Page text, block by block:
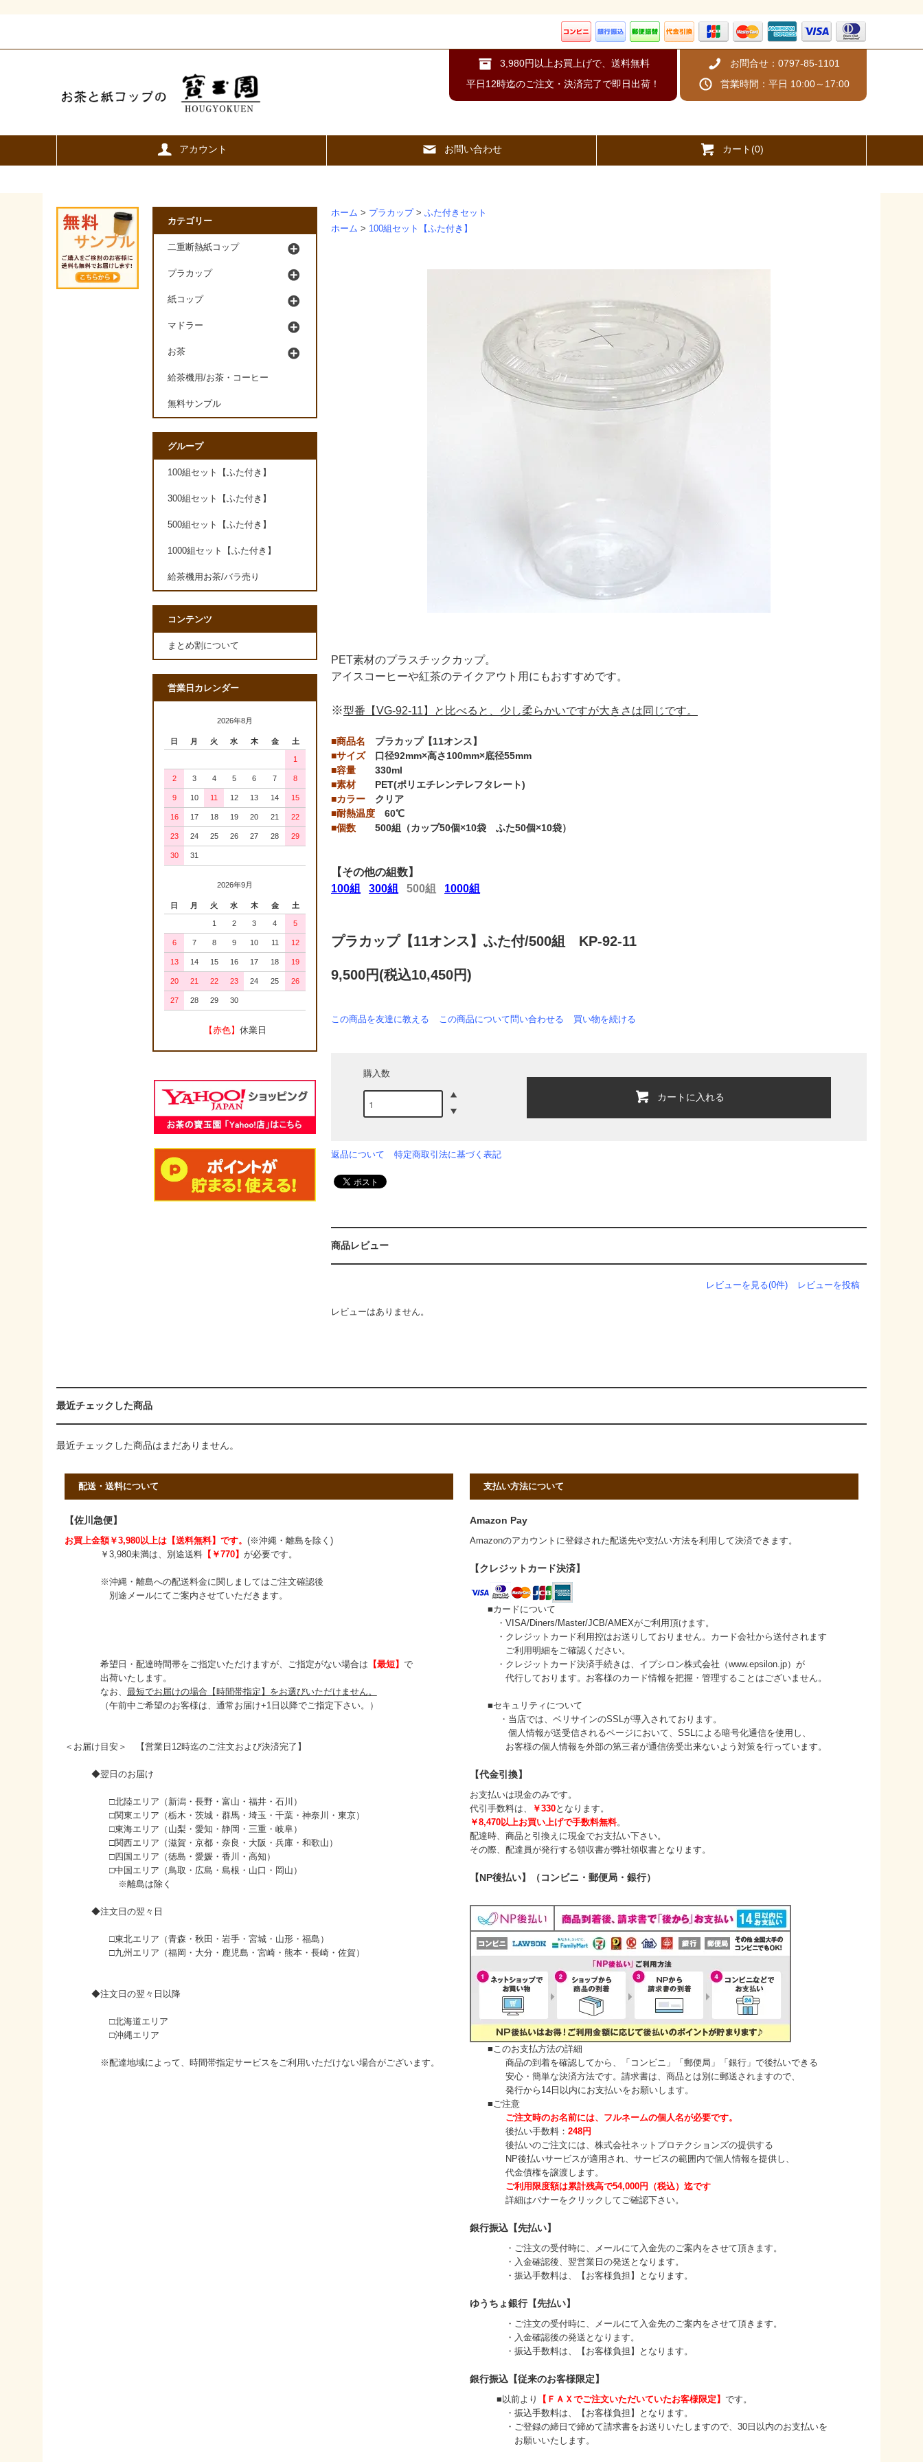
3,980円以上お買上げで、送料無料
平日12時迄のご注文・決済完了で即日出荷！
お問合せ：0797-85-1101
営業時間：平日 10:00～17:00
アカウント お問い合わせ カート(0)
ホーム > プラカップ > ふた付きセット
ホーム > 100組セット【ふた付き】
PET素材のプラスチックカップ。
アイスコーヒーや紅茶のテイクアウト用にもおすすめです。
※型番【VG-92-11】と比べると、少し柔らかいですが大きさは同じです。
■商品名 プラカップ【11オンス】
■サイズ口径92mm×高さ100mm×底径55mm
■容量 330ml
■素材PET(ポリエチレンテレフタレート)
■カラー クリア
■耐熱温度 60℃
■個数 500組（カップ50個×10袋 ふた50個×10袋）
【その他の組数】
100組
300組 500組 1000組
プラカップ【11オンス】ふた付/500組 KP-92-11
9,500円(税込10,450円)
この商品を友達に教える この商品について問い合わせる 買い物を続ける
購入数
カートに入れる
返品について 特定商取引法に基づく表記
商品レビュー
レビューを見る(0件) レビューを投稿
レビューはありません。
カテゴリー
二重断熱紙コップ
プラカップ
紙コップ
マドラー
お茶
給茶機用/お茶・コーヒー
無料サンプル
グループ
100組セット【ふた付き】
300組セット【ふた付き】
500組セット【ふた付き】
1000組セット【ふた付き】
給茶機用お茶/バラ売り
コンテンツ
まとめ割について
営業日カレンダー
2026年8月
日 月 火 水 木 金 土
1
2 3 4 5 6 7 8
9 10 11 12 13 14 15
16 17 18 19 20 21 22
23 24 25 26 27 28 29
30 31
2026年9月
日 月 火 水 木 金 土
1 2 3 4 5
6 7 8 9 10 11 12
13 14 15 16 17 18 19
20 21 22 23 24 25 26
27 28 29 30
【赤色】 休業日
最近チェックした商品
最近チェックした商品はまだありません。
配送・送料について
【佐川急便】
お買上金額￥3,980以上は【送料無料】です。 (※沖縄・離島を除く)
￥3,980未満は、別途送料【￥770】 が必要です。
※沖縄・離島への配送料金に関しましてはご注文確認後
別途メールにてご案内させていただきます。
希望日・配達時間帯をご指定いただけますが、ご指定がない場合は 【最短】 で
出荷いたします。
なお、 最短でお届けの場合【時間帯指定】をお選びいただけません。
（午前中ご希望のお客様は、通常お届け+1日以降でご指定下さい。）
＜お届け目安＞ 【営業日12時迄のご注文および決済完了】
◆翌日のお届け
□北陸エリア（新潟・長野・富山・福井・石川）
□関東エリア（栃木・茨城・群馬・埼玉・千葉・神奈川・東京）
□東海エリア（山梨・愛知・静岡・三重・岐阜）
□関西エリア（滋賀・京都・奈良・大阪・兵庫・和歌山）
□四国エリア（徳島・愛媛・香川・高知）
□中国エリア（鳥取・広島・島根・山口・岡山）
※離島は除く
◆注文日の翌々日
□東北エリア（青森・秋田・岩手・宮城・山形・福島）
□九州エリア（福岡・大分・鹿児島・宮崎・熊本・長崎・佐賀）
◆注文日の翌々日以降
□北海道エリア
□沖縄エリア
※配達地域によって、時間帯指定サービスをご利用いただけない場合がございます。
支払い方法について
Amazon Pay
Amazonのアカウントに登録された配送先や支払い方法を利用して決済できます。
【クレジットカード決済】
■カードについて
・VISA/Diners/Master/JCB/AMEXがご利用頂けます。
・クレジットカード利用控はお送りしておりません。カード会社から送付されます
ご利用明細をご確認ください。
・クレジットカード決済手続きは、イプシロン株式会社（www.epsilon.jp）が
代行しております。お客様のカード情報を把握・管理することはございません。
■セキュリティについて
・当店では、ベリサインのSSLが導入されております。
個人情報が送受信されるページにおいて、SSLによる暗号化通信を使用し、
お客様の個人情報を外部の第三者が通信傍受出来ないよう対策を行っています。
【代金引換】
お支払いは現金のみです。
代引手数料は、
￥330となります。
￥8,470以上お買い上げで手数料無料。
配達時、商品と引換えに現金でお支払い下さい。
その際、配達員が発行する領収書が弊社領収書となります。
【NP後払い】（コンビニ・郵便局・銀行）
■このお支払方法の詳細
商品の到着を確認してから、「コンビニ」「郵便局」「銀行」で後払いできる
安心・簡単な決済方法です。請求書は、商品とは別に郵送されますので、
発行から14日以内にお支払いをお願いします。
■ご注意
ご注文時のお名前には、フルネームの個人名が必要です。
後払い手数料： 248円
後払いのご注文には、 株式会社ネットプロテクションズの提供する
NP後払いサービスが適用され、サービスの範囲内で個人情報を提供し、
代金債権を譲渡します。
ご利用限度額は累計残高で54,000円（税込）迄です
詳細はバナーをクリックしてご確認下さい。
銀行振込【先払い】
・ご注文の受付時に、メールにて入金先のご案内をさせて頂きます。
・入金確認後、翌営業日の発送となります。
・振込手数料は、【お客様負担】となります。
ゆうちょ銀行【先払い】
・ご注文の受付時に、メールにて入金先のご案内をさせて頂きます。
・入金確認後の発送となります。
・振込手数料は、【お客様負担】となります。
銀行振込【従来のお客様限定】
■以前より 【ＦＡＸでご注文いただいていたお客様限定】 です。
・振込手数料は、【お客様負担】となります。
・ご登録の締日で締めて請求書をお送りいたしますので、30日以内のお支払いを
お願いいたします。